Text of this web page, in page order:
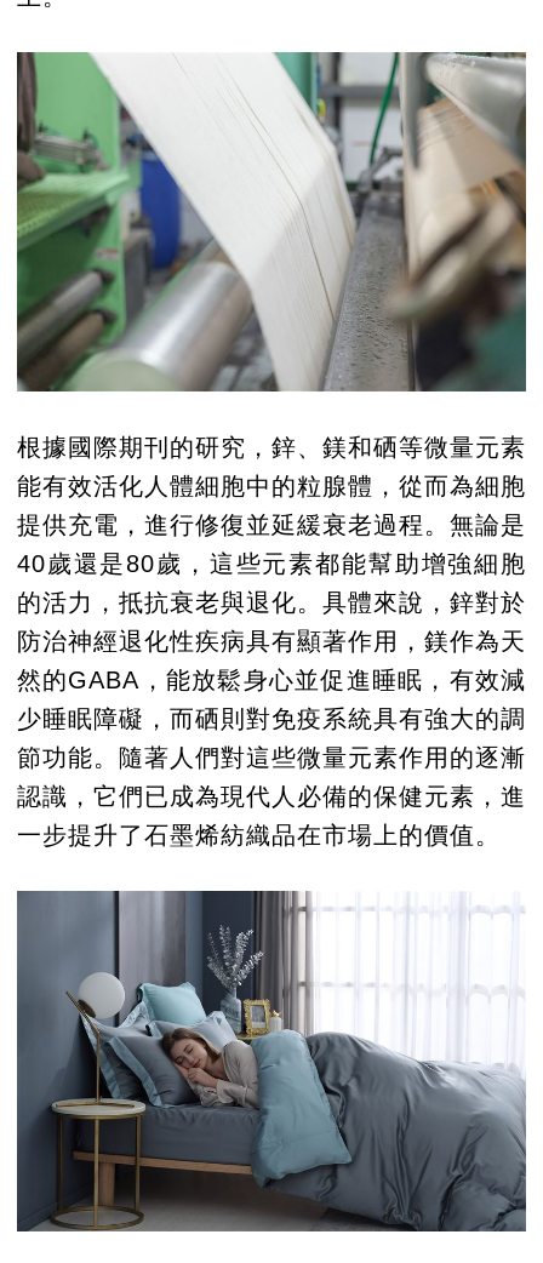
根據國際期刊的研究，鋅、鎂和硒等微量元素
能有效活化人體細胞中的粒腺體，從而為細胞
提供充電，進行修復並延緩衰老過程。無論是
40歲還是80歲，這些元素都能幫助增強細胞
的活力，抵抗衰老與退化。具體來說，鋅對於
防治神經退化性疾病具有顯著作用，鎂作為天
然的GABA，能放鬆身心並促進睡眠，有效減
少睡眠障礙，而硒則對免疫系統具有強大的調
節功能。隨著人們對這些微量元素作用的逐漸
認識，它們已成為現代人必備的保健元素，進
一步提升了石墨烯紡織品在市場上的價值。